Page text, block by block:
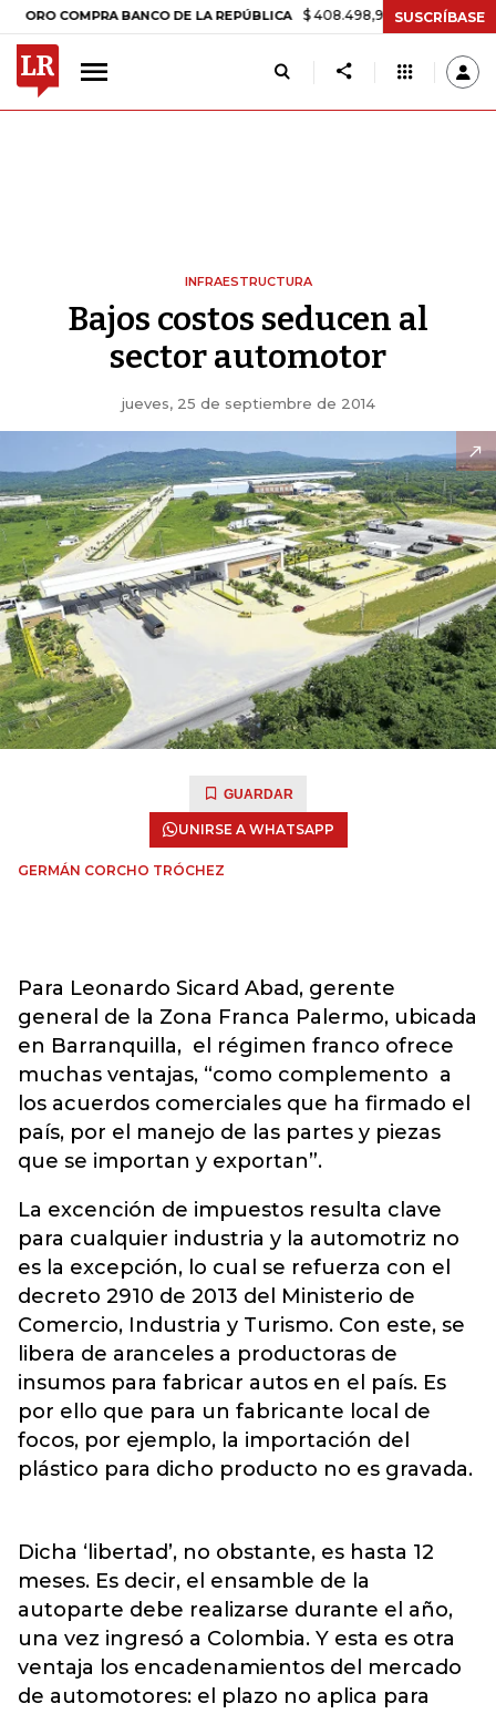
COMPRA BANCO DE LA REPÚBLICA $ 408.498,97 +$ 8.753,81 +2,19%
SUSCRÍBASE
INFRAESTRUCTURA
Bajos costos seducen al
sector automotor
jueves, 25 de septiembre de 2014
GUARDAR
UNIRSE A WHATSAPP
GERMÁN CORCHO TRÓCHEZ
Para Leonardo Sicard Abad, gerente
general de la Zona Franca Palermo, ubicada
en Barranquilla, el régimen franco ofrece
muchas ventajas, “como complemento a
los acuerdos comerciales que ha firmado el
país, por el manejo de las partes y piezas
que se importan y exportan”.
La excención de impuestos resulta clave
para cualquier industria y la automotriz no
es la excepción, lo cual se refuerza con el
decreto 2910 de 2013 del Ministerio de
Comercio, Industria y Turismo. Con este, se
libera de aranceles a productoras de
insumos para fabricar autos en el país. Es
por ello que para un fabricante local de
focos, por ejemplo, la importación del
plástico para dicho producto no es gravada.
Dicha ‘libertad’, no obstante, es hasta 12
meses. Es decir, el ensamble de la
autoparte debe realizarse durante el año,
una vez ingresó a Colombia. Y esta es otra
ventaja los encadenamientos del mercado
de automotores: el plazo no aplica para